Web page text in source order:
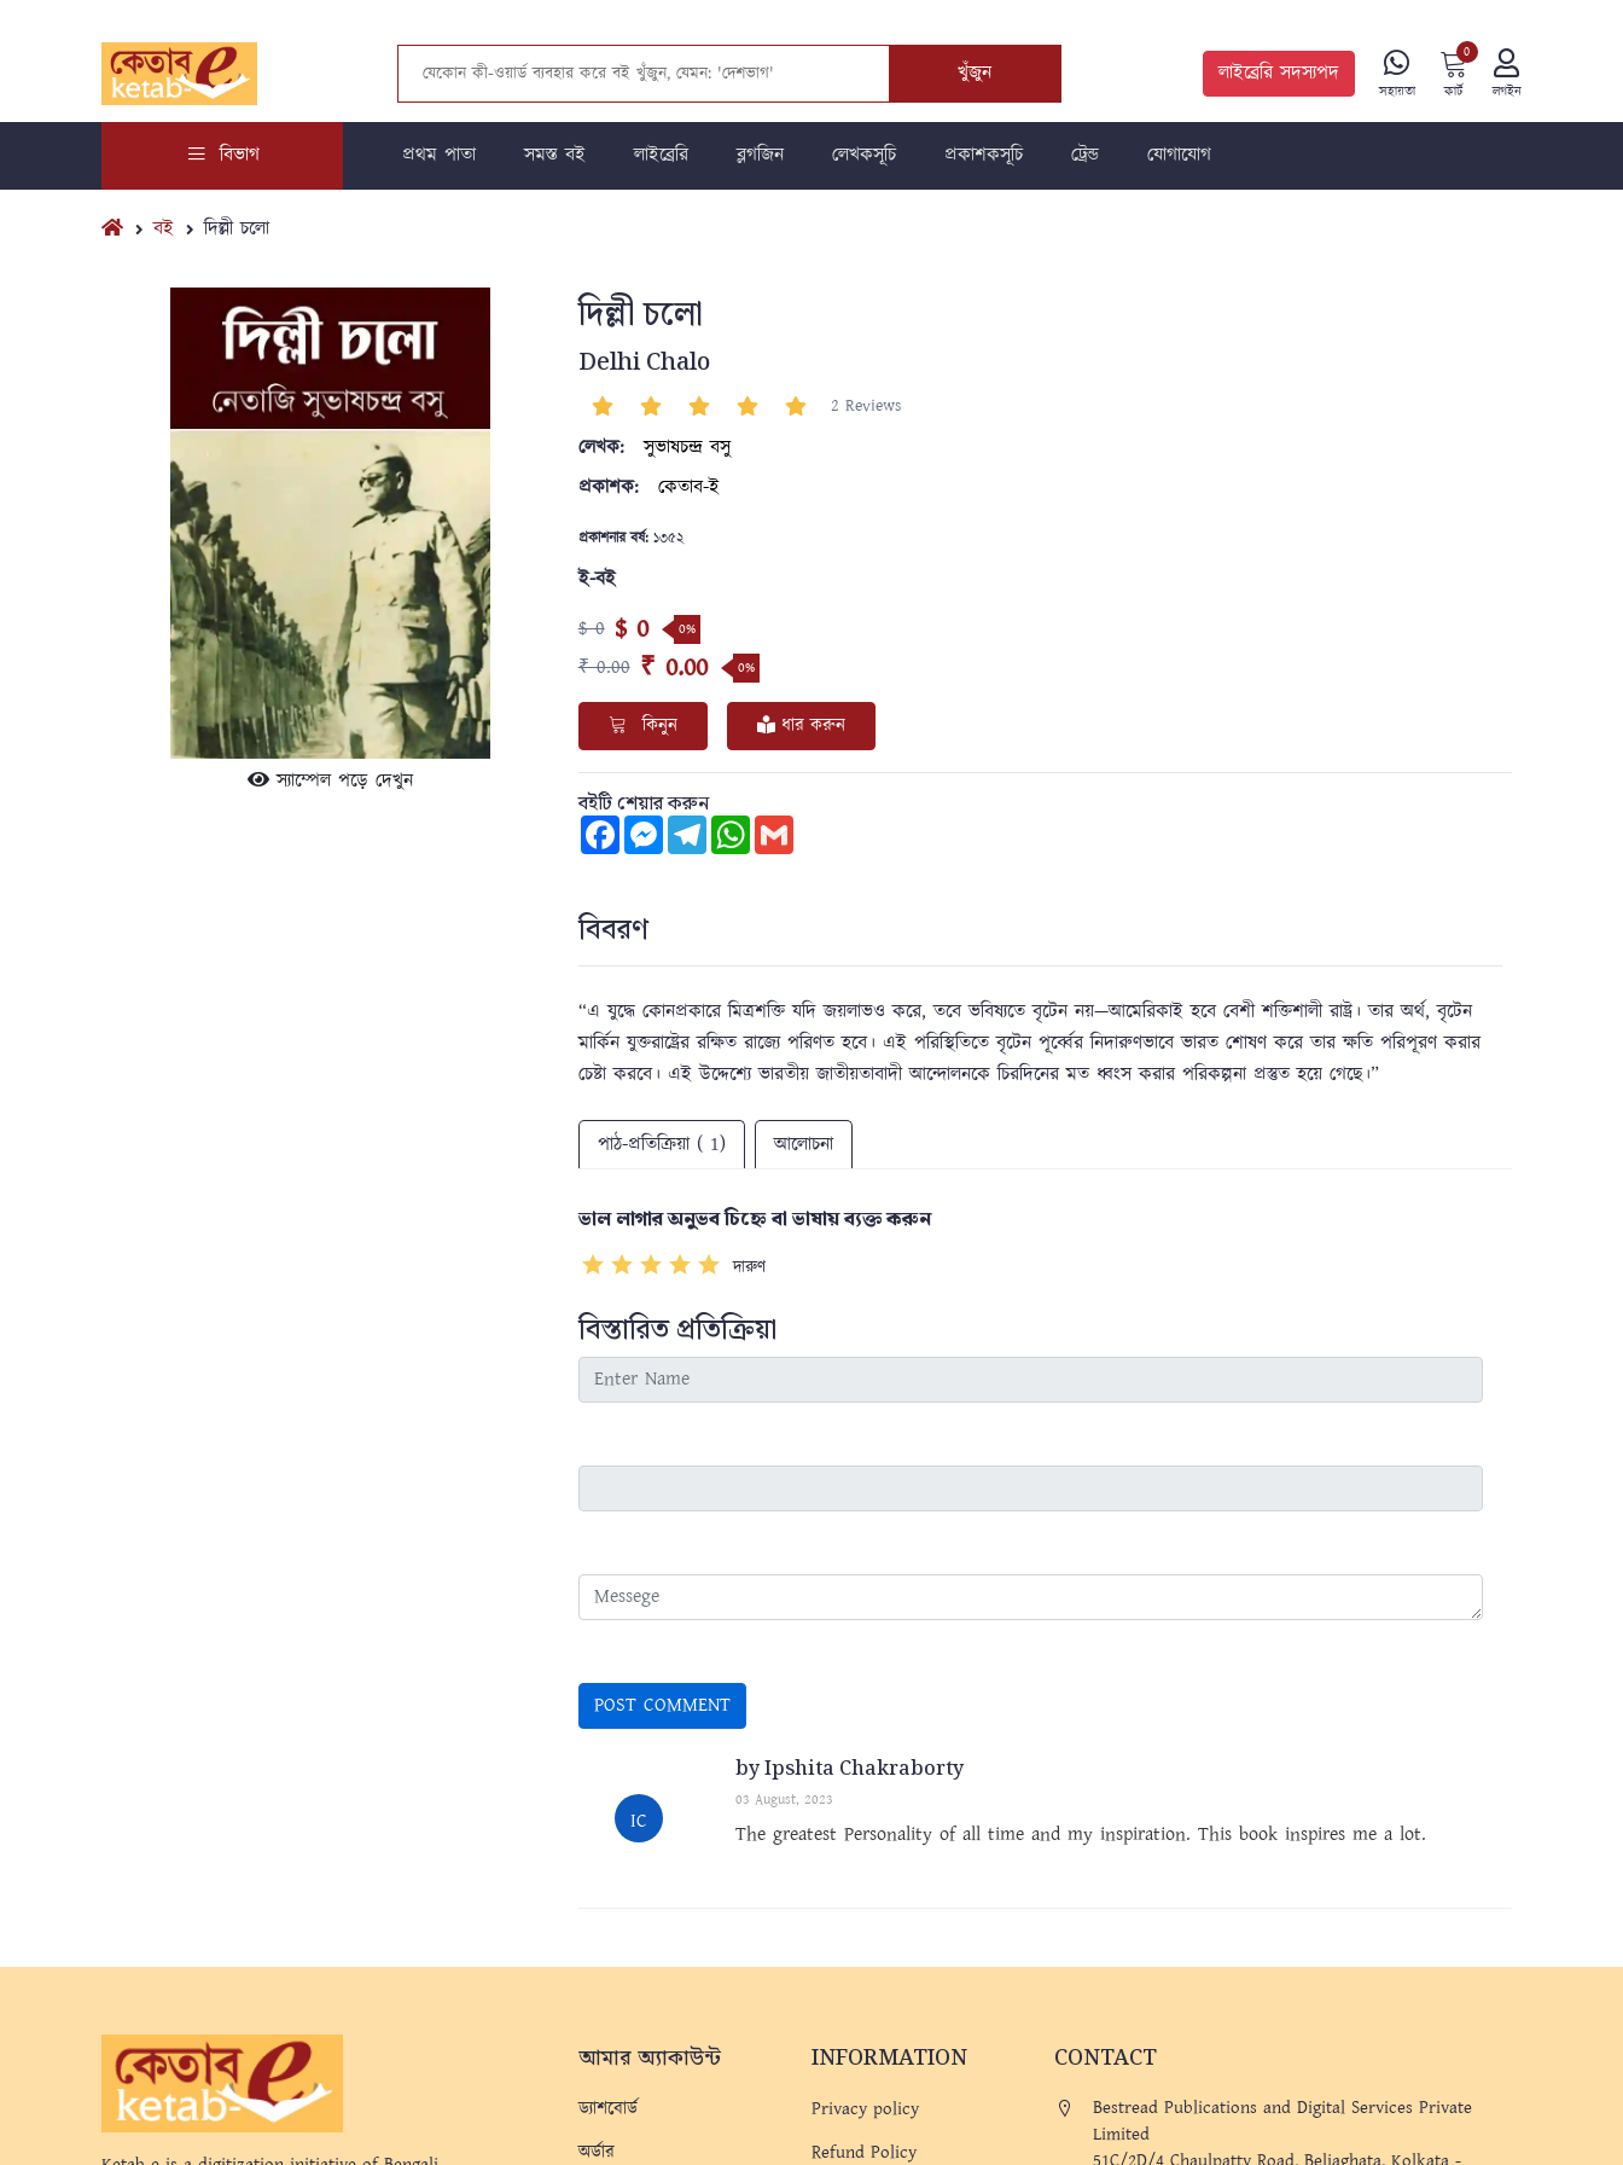
খুঁজুন লাইব্রেরি সদস্যপদ
সহায়তা কার্ট
0
লগইন
বিভাগ প্রথম পাতা সমস্ত বই লাইব্রেরি ব্লগজিন লেখকসূচি প্রকাশকসূচি ট্রেন্ড যোগাযোগ
বই দিল্লী চলো
স্যাম্পেল পড়ে দেখুন
দিল্লী চলো
Delhi Chalo
2 Reviews
লেখক:
সুভাষচন্দ্র বসু
প্রকাশক:
কেতাব-ই
প্রকাশনার বর্ষ:১৩৫২
ই-বই
$ 0 $ 0 0%
₹ 0.00 ₹ 0.00 0%
কিনুন ধার করুন
বইটি শেয়ার করুন
FacebookMessenger
TelegramWhatsApp
Gmail
বিবরণ
“এ যুদ্ধে কোনপ্রকারে মিত্রশক্তি যদি জয়লাভও করে,তবে ভবিষ্যতে বৃটেন নয়—আমেরিকাই হবে বেশী শক্তিশালী রাষ্ট্র। তার অর্থ,বৃটেন
মার্কিন যুক্তরাষ্ট্রের রক্ষিত রাজ্যে পরিণত হবে। এই পরিস্থিতিতে বৃটেন পূর্ব্বের নিদারুণভাবে ভারত শোষণ করে তার ক্ষতি পরিপূরণ করার
চেষ্টা করবে। এই উদ্দেশ্যে ভারতীয় জাতীয়তাবাদী আন্দোলনকে চিরদিনের মত ধ্বংস করার পরিকল্পনা প্রস্তুত হয়ে গেছে।”
পাঠ-প্রতিক্রিয়া ( 1) আলোচনা
ভাল লাগার অনুভব চিহ্নে বা ভাষায় ব্যক্ত করুন
দারুণ
বিস্তারিত প্রতিক্রিয়া
IC
by Ipshita Chakraborty
03 August, 2023
The greatest Personality of all time and my inspiration. This book inspires me a lot.
আমার অ্যাকাউন্ট
ড্যাশবোর্ড
অর্ডার
INFORMATION
Privacy policy
Refund Policy
CONTACT
Bestread Publications and Digital Services Private
Limited